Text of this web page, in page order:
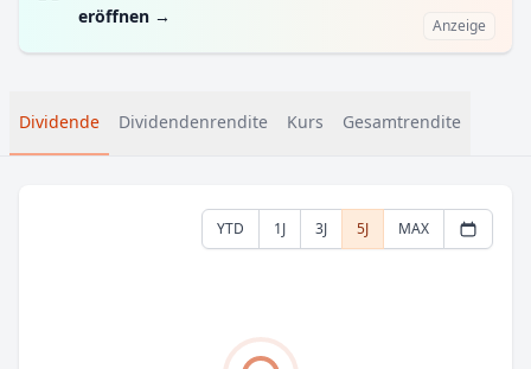
eröffnen → Anzeige
Dividende Dividendenrendite Kurs Gesamtrendite
YTD 1J 3J 5J MAX